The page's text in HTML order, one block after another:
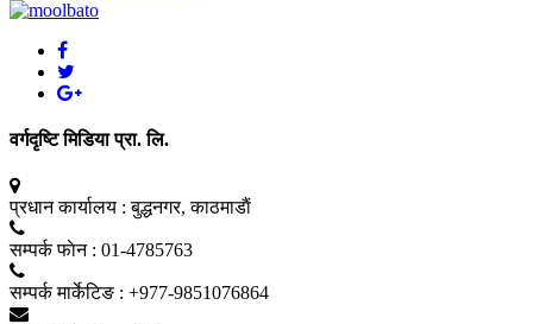
वर्गदृष्टि मिडिया प्रा. लि.
प्रधान कार्यालय : बुद्धनगर, काठमाडाैं
सम्पर्क फाेन : 01-4785763
सम्पर्क मार्केटिङ : +977-9851076864